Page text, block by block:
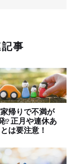
事
帰りで不満が
!? 正月や連休あ
とは要注意！